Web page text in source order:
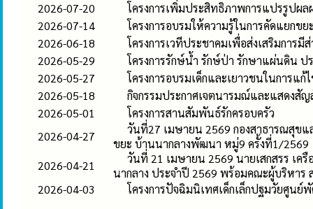
2026-07-20
โครงการเพิ่มประสิทธิภาพการแปรรูป
2026-07-14
โครงการอบรมให้ความรู้ในการคัดแยกข
2026-06-18
โครงการเวทีประชาคมเพื่อส่งเสริมการมี
2026-05-29
โครงการรักษ์น้ำ รักษ์ป่า รักษาแผ่นดิน ป
2026-05-27
โครงการอบรมเด็กและเยาวชนในการแ
2026-05-18
กิจกรรมประกาศเจตนารมณ์และแสดงสั
2026-05-01
โครงการสานสัมพันธ์รักครอบครัว
2026-04-27
วันที่27 เมษายน 2569 กองสาธารณสุข
ขยะ บ้านนากลางพัฒนา หมู่9 ครั้งที่1/2569
2026-04-21
วันที่ 21 เมษายน 2569 นายเสกสรร เค
นากลาง ประจำปี 2569 พร้อมคณะผู้บริหาร
2026-04-03
โครงการปัจฉิมนิเทศเด็กเล็กปฐมวัยศูนย์